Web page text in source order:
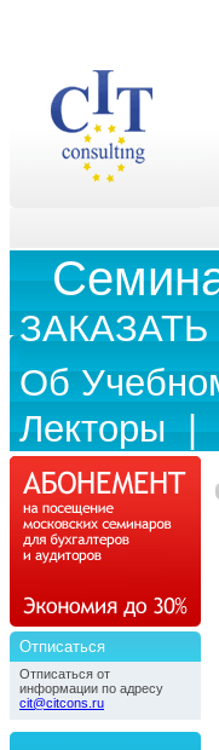
Об
Лекторы
Отписаться
Отписаться от
информации по адресу
cit@citcons.ru